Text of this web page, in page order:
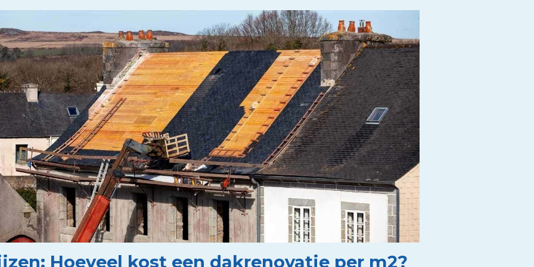
Hoeveel kost een dakrenovatie per m2?